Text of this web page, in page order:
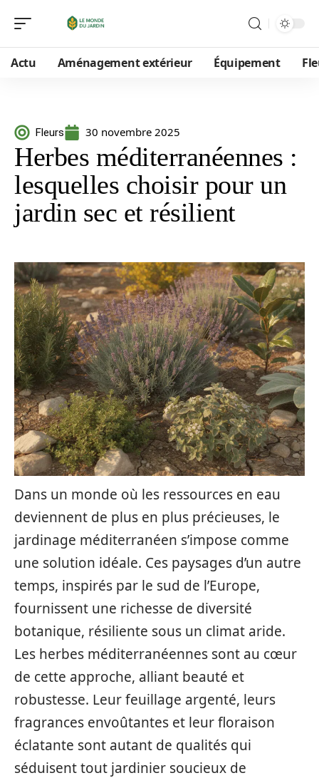
Actu Aménagement extérieur Équipement
Fleurs 30 novembre 2025
Herbes méditerranéennes :
lesquelles choisir pour un
jardin sec et résilient
Dans un monde où les ressources en eau
deviennent de plus en plus précieuses, le
jardinage méditerranéen s’impose comme
une solution idéale. Ces paysages d’un autre
temps, inspirés par le sud de l’Europe,
fournissent une richesse de diversité
botanique, résiliente sous un climat aride.
Les herbes méditerranéennes sont au cœur
de cette approche, alliant beauté et
robustesse. Leur feuillage argenté, leurs
fragrances envoûtantes et leur floraison
éclatante sont autant de qualités qui
séduisent tout jardinier soucieux de